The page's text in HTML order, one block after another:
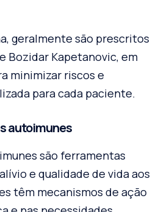
geralmente são prescritos
Bozidar Kapetanovic, em
minimizar riscos e
para cada paciente.
autoimunes
são ferramentas
e qualidade de vida aos
têm mecanismos de ação